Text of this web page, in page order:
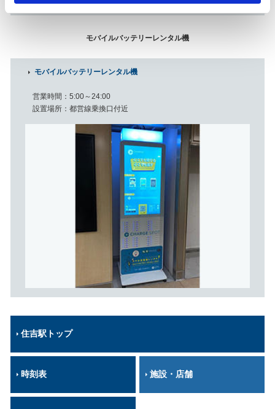
モバイルバッテリーレンタル機
モバイルバッテリーレンタル機
営業時間
5:00～24:00
設置場所
都営線乗換口付近
住吉駅トップ
時刻表 施設・店舗